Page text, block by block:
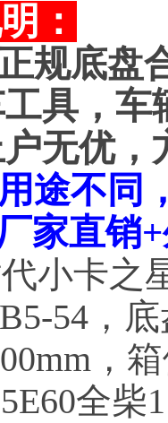
：
规底盘
具，
无优，
途不同
家直销
小卡之
54，
，
全柴